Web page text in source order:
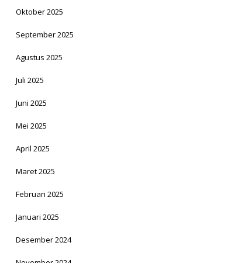
Oktober 2025
September 2025
Agustus 2025
Juli 2025
Juni 2025
Mei 2025
April 2025
Maret 2025
Februari 2025
Januari 2025
Desember 2024